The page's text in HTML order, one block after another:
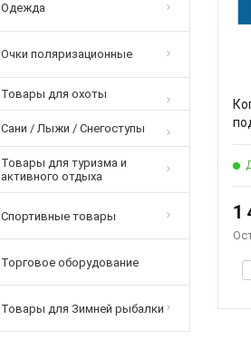
Одежда
Очки поляризационные
Товары для охоты
Сани / Лыжи / Снегоступы
Товары для туризма и
активного отдыха
Спортивные товары
Торговое оборудование
Товары для Зимней рыбалки
1